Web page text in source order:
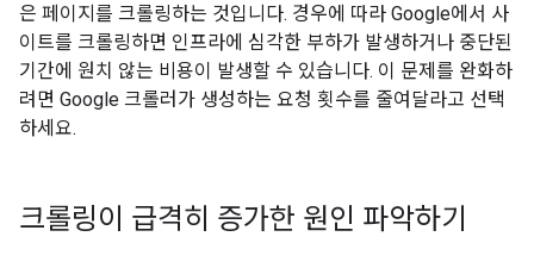
은 페이지를 크롤링하는 것입니다. 경우에 따라 Google에서 사
이트를 크롤링하면 인프라에 심각한 부하가 발생하거나 중단된
기간에 원치 않는 비용이 발생할 수 있습니다. 이 문제를 완화하
려면 Google 크롤러가 생성하는 요청 횟수를 줄여달라고 선택
하세요.
크롤링이 급격히 증가한 원인 파악하기